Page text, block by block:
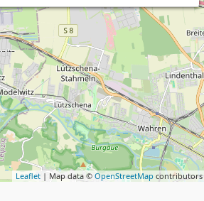
Leaflet | Map data ©OpenStreetMap contributors